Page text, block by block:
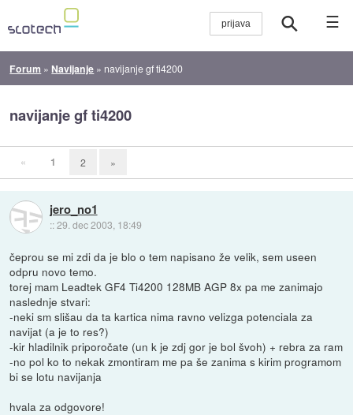
☰
Forum » Navijanje » navijanje gf ti4200
navijanje gf ti4200
« 1 2 »
jero_no1
::29. dec 2003, 18:49
čeprou se mi zdi da je blo o tem napisano že velik, sem useen
odpru novo temo.
torej mam Leadtek GF4 Ti4200 128MB AGP 8x pa me zanimajo
naslednje stvari:
-neki sm slišau da ta kartica nima ravno velizga potenciala za
navijat (a je to res?)
-kir hladilnik priporočate (un k je zdj gor je bol švoh) + rebra za ram
-no pol ko to nekak zmontiram me pa še zanima s kirim programom
bi se lotu navijanja
hvala za odgovore!